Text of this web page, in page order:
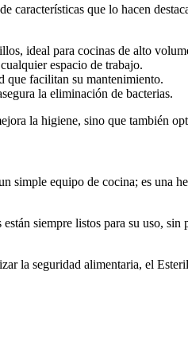
características que lo hacen
ideal para cocinas de alto
espacio de trabajo.
que facilitan su mantenimiento.
la eliminación de bacterias.
la higiene, sino que también
simple equipo de cocina; es una
siempre listos para su uso,
la seguridad alimentaria, el